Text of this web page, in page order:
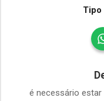
Tipo
é necessário